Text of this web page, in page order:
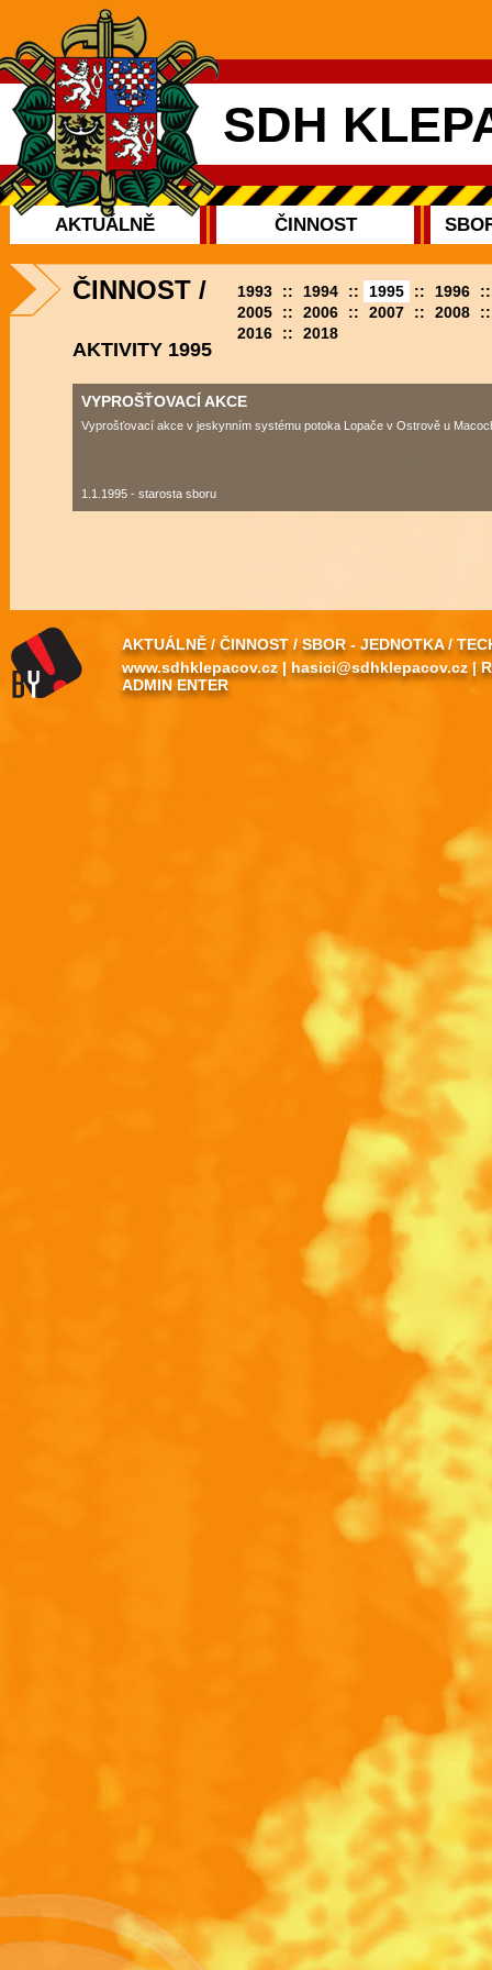
SDH
AKTUÁLNĚ ČINNOST
ČINNOST / 1993 :: 1994 :: 1995 :: 1996
2005
:: 2006 :: 2007 :: 2008
2016
:: 2018
AKTIVITY 1995
VYPROŠŤOVACÍ AKCE
Vyprošťovací akce v jeskynním systému potoka Lopače v Ostrově u
1.1.1995 - starosta sboru
AKTUÁLNĚ /ČINNOST /SBOR - JEDNOTKA/
www.sdhklepacov.cz |hasici@sdhklepacov.cz |
ADMIN ENTER